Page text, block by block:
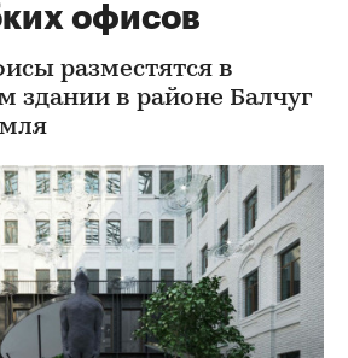
офисов
разместятся в
здании в районе Балчуг